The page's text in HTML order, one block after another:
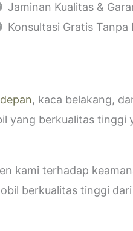
Jaminan Kualitas &
Konsultasi Gratis Tanpa
, kaca belakang,
yang berkualitas tinggi
kami terhadap
berkualitas tinggi